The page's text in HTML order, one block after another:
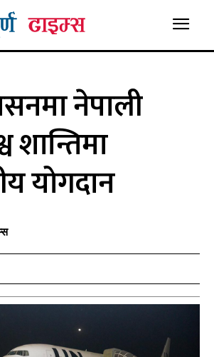
नेपाली
शान्तिमा
योगदान